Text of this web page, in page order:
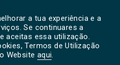
a tua experiência e a
Se continuares a
aceitas essa utilização.
Termos de Utilização
Website aqui.